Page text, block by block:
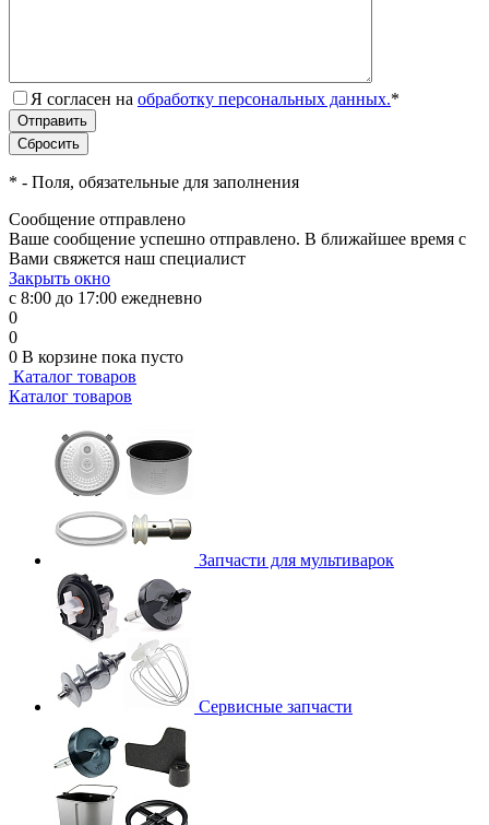
Я согласен на обработку персональных данных.*
* - Поля, обязательные для заполнения
Сообщение отправлено
Ваше сообщение успешно отправлено. В ближайшее время с
Вами свяжется наш специалист
Закрыть окно
с 8:00 до 17:00 ежедневно
0
0
0 В корзине пока пусто
Каталог товаров
Каталог товаров
Запчасти для мультиварок
Сервисные запчасти